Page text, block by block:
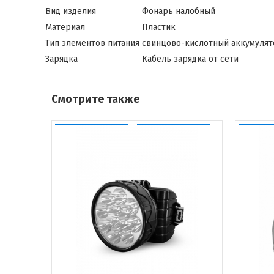
Вид изделия
Фонарь налобный
Материал
Пластик
Тип элементов питания свинцово-кислотный
Зарядка
Кабель зарядка от сети
Смотрите также